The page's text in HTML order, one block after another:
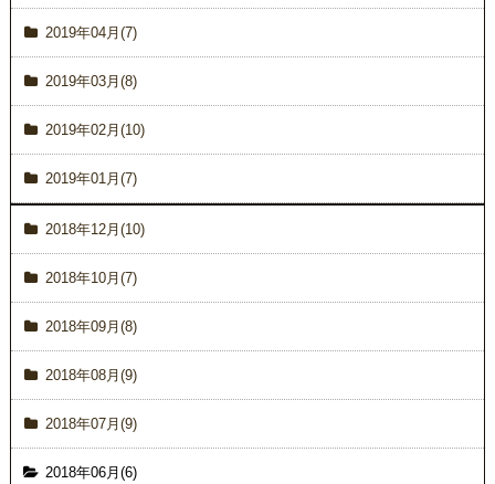
2019年04月(7)
2019年03月(8)
2019年02月(10)
2019年01月(7)
2018年12月(10)
2018年10月(7)
2018年09月(8)
2018年08月(9)
2018年07月(9)
2018年06月(6)